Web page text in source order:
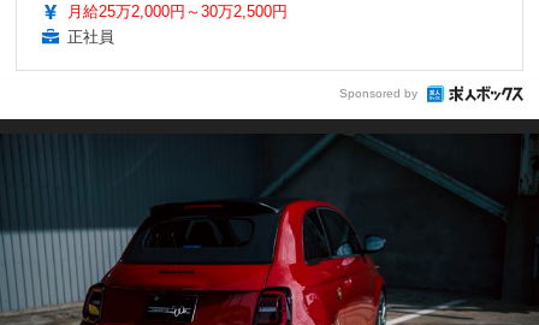
月給25万2,000円～30万2,500円
正社員
Sponsored by